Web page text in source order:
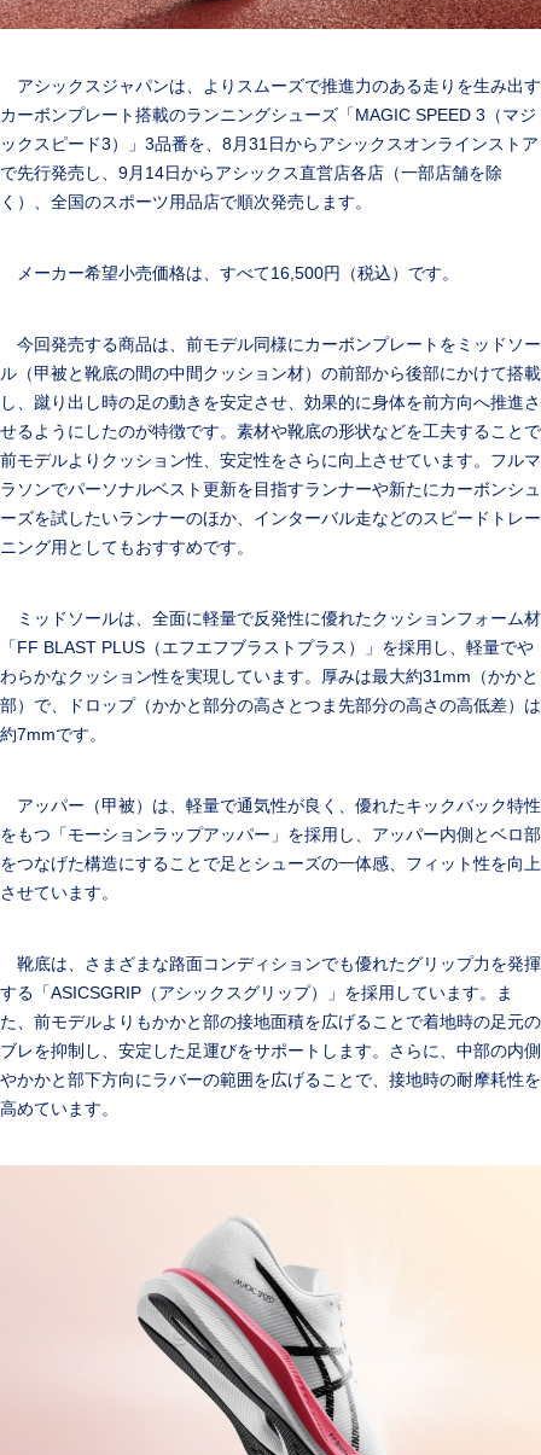
アシックスジャパンは、よりスムーズで推進力のある走りを生み出す
カーボンプレート搭載のランニングシューズ「MAGIC SPEED 3（マジ
ックスピード3）」3品番を、8月31日からアシックスオンラインストア
で先行発売し、9月14日からアシックス直営店各店（一部店舗を除
く）、全国のスポーツ用品店で順次発売します。
メーカー希望小売価格は、すべて16,500円（税込）です。
今回発売する商品は、前モデル同様にカーボンプレートをミッドソー
ル（甲被と靴底の間の中間クッション材）の前部から後部にかけて搭載
し、蹴り出し時の足の動きを安定させ、効果的に身体を前方向へ推進さ
せるようにしたのが特徴です。素材や靴底の形状などを工夫することで
前モデルよりクッション性、安定性をさらに向上させています。フルマ
ラソンでパーソナルベスト更新を目指すランナーや新たにカーボンシュ
ーズを試したいランナーのほか、インターバル走などのスピードトレー
ニング用としてもおすすめです。
ミッドソールは、全面に軽量で反発性に優れたクッションフォーム材
「FF BLAST PLUS（エフエフブラストプラス）」を採用し、軽量でや
わらかなクッション性を実現しています。厚みは最大約31mm（かかと
部）で、ドロップ（かかと部分の高さとつま先部分の高さの高低差）は
約7mmです。
アッパー（甲被）は、軽量で通気性が良く、優れたキックバック特性
をもつ「モーションラップアッパー」を採用し、アッパー内側とベロ部
をつなげた構造にすることで足とシューズの一体感、フィット性を向上
させています。
靴底は、さまざまな路面コンディションでも優れたグリップ力を発揮
する「ASICSGRIP（アシックスグリップ）」を採用しています。ま
た、前モデルよりもかかと部の接地面積を広げることで着地時の足元の
ブレを抑制し、安定した足運びをサポートします。さらに、中部の内側
やかかと部下方向にラバーの範囲を広げることで、接地時の耐摩耗性を
高めています。